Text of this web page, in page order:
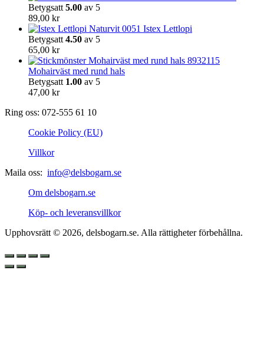
produktsidan
Betygsatt 5.00 av 5
89,00 kr
Istex Lettlopi
Betygsatt 4.50 av 5
65,00 kr
Mohairväst med rund hals
Betygsatt 1.00 av 5
47,00 kr
Ring oss: 072-555 61 10
Cookie Policy (EU)
Villkor
Maila oss: info@delsbogarn.se
Om delsbogarn.se
Köp- och leveransvillkor
Upphovsrätt © 2026, delsbogarn.se. Alla rättigheter förbehållna.